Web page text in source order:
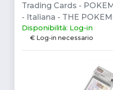
Trading Cards -
- Italiana - THE
Disponibilità: Log-in
€ Log-in necessario